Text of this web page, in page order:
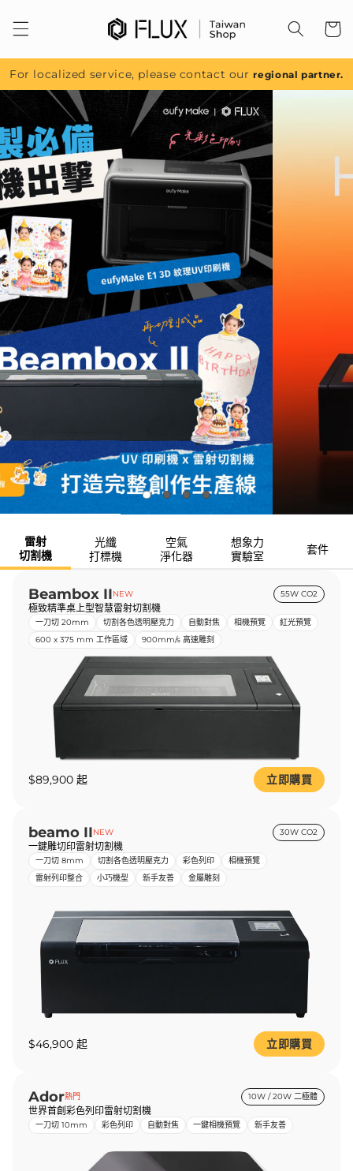
容
For localized service, please contact ourregional partner.
雷射
切割機
光纖
打標機
空氣
淨化器
想象力
實驗室
套件
Beambox IINEW 55W CO2
極致精準桌上型智慧雷射切割機
一刀切 20mm 切割各色透明壓克力 自動對焦 相機預覽
紅光預覽
600 x 375 mm 工作區域
900mm/s 高速雕刻
$89,900 起 立即購買
beamo IINEW 30W CO2
一鍵雕切印雷射切割機
一刀切 8mm 切割各色透明壓克力 彩色列印
相機預覽
雷射列印整合
小巧機型 新手友善 金屬雕刻
$46,900 起 立即購買
Ador熱門 10W / 20W 二極體
世界首創彩色列印雷射切割機
一刀切 10mm 彩色列印 自動對焦 一鍵相機預覽 新手友善